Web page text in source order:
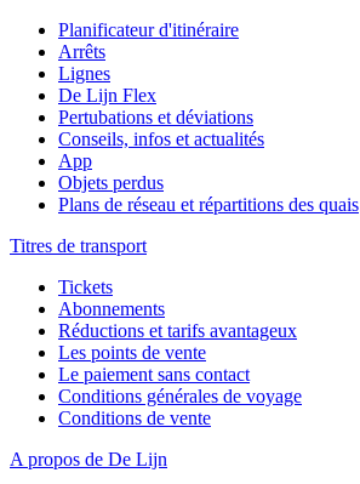
Planificateur d'itinéraire
Arrêts
Lignes
De Lijn Flex
Pertubations et déviations
Conseils, infos et actualités
App
Objets perdus
Plans de réseau et répartitions des quais
Titres de transport
Tickets
Abonnements
Réductions et tarifs avantageux
Les points de vente
Le paiement sans contact
Conditions générales de voyage
Conditions de vente
A propos de De Lijn